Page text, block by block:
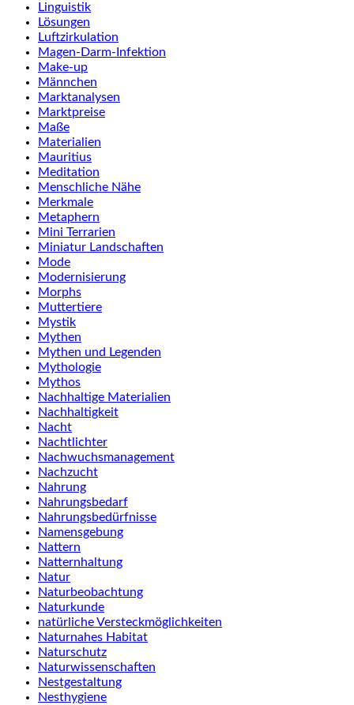
Linguistik
Lösungen
Luftzirkulation
Magen-Darm-Infektion
Make-up
Männchen
Marktanalysen
Marktpreise
Maße
Materialien
Mauritius
Meditation
Menschliche Nähe
Merkmale
Metaphern
Mini Terrarien
Miniatur Landschaften
Mode
Modernisierung
Morphs
Muttertiere
Mystik
Mythen
Mythen und Legenden
Mythologie
Mythos
Nachhaltige Materialien
Nachhaltigkeit
Nacht
Nachtlichter
Nachwuchsmanagement
Nachzucht
Nahrung
Nahrungsbedarf
Nahrungsbedürfnisse
Namensgebung
Nattern
Natternhaltung
Natur
Naturbeobachtung
Naturkunde
natürliche Versteckmöglichkeiten
Naturnahes Habitat
Naturschutz
Naturwissenschaften
Nestgestaltung
Nesthygiene